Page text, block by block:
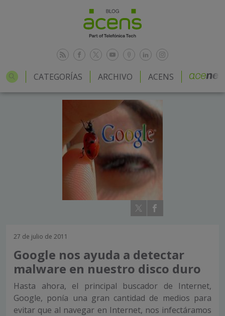
CATEGORÍAS ARCHIVO ACENS
27 de julio de 2011
Google nos ayuda a detectar
malware en nuestro disco duro
Hasta ahora, el principal buscador de Internet,
Google, ponía una gran cantidad de medios para
evitar que al navegar en Internet, nos infectáramos